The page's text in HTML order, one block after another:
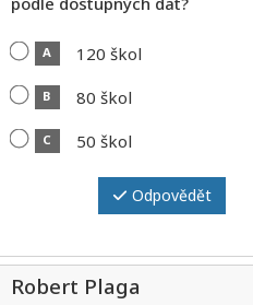
A 120 škol
B 80 škol
C 50 škol
Odpovědět
Robert Plaga